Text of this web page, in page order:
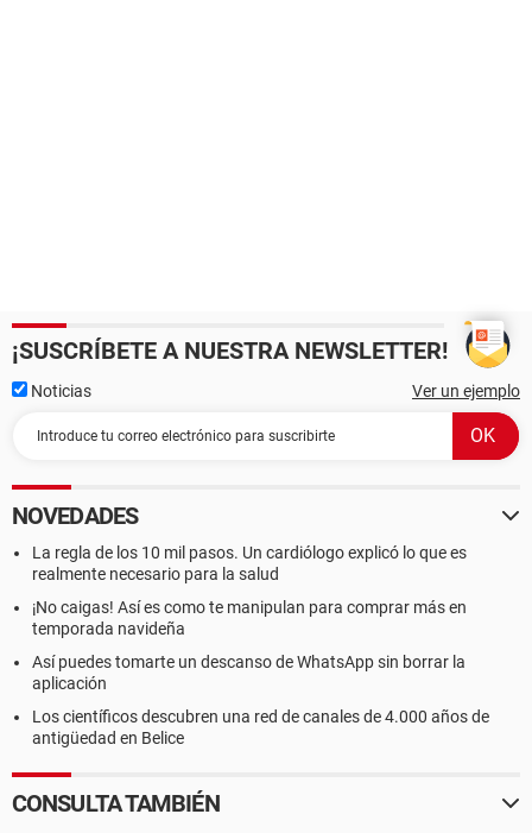
¡SUSCRÍBETE A NUESTRA NEWSLETTER!
Noticias Ver un ejemplo
NOVEDADES
La regla de los 10 mil pasos. Un cardiólogo explicó lo que es
realmente necesario para la salud
¡No caigas! Así es como te manipulan para comprar más en
temporada navideña
Así puedes tomarte un descanso de WhatsApp sin borrar la
aplicación
Los científicos descubren una red de canales de 4.000 años de
antigüedad en Belice
CONSULTA TAMBIÉN